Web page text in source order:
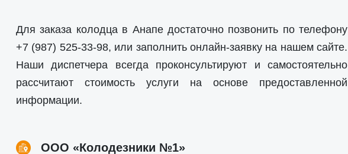
Для заказа колодца в Анапе достаточно позвонить по телефону
+7 (987) 525-33-98, или заполнить онлайн-заявку на нашем сайте.
Наши диспетчера всегда проконсультируют и самостоятельно
рассчитают стоимость услуги на основе предоставленной
информации.
ООО «Колодезники №1»